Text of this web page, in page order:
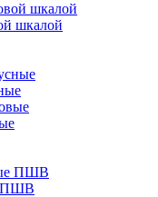
шкалой
ПШВ